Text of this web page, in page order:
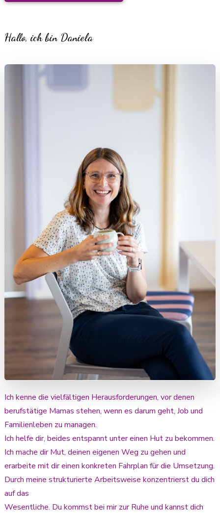
Hallo, ich bin Daniela
Ich kenne die vielfältigen Herausforderungen, vor denen
berufstätige Mamas stehen, wenn es darum geht, Job und
Familienleben zu managen.
Ich helfe dir, beides entspannt unter einen Hut zu bekommen.
Ich mache dir Mut, deinen eigenen Weg zu gehen und
erarbeite mit dir einen konkreten Fahrplan für die Umsetzung.
Durch meine strukturierte Arbeitsweise konzentrierst du dich
auf das
Wesentliche. Du kommst bei mir zur Ruhe und kannst dich